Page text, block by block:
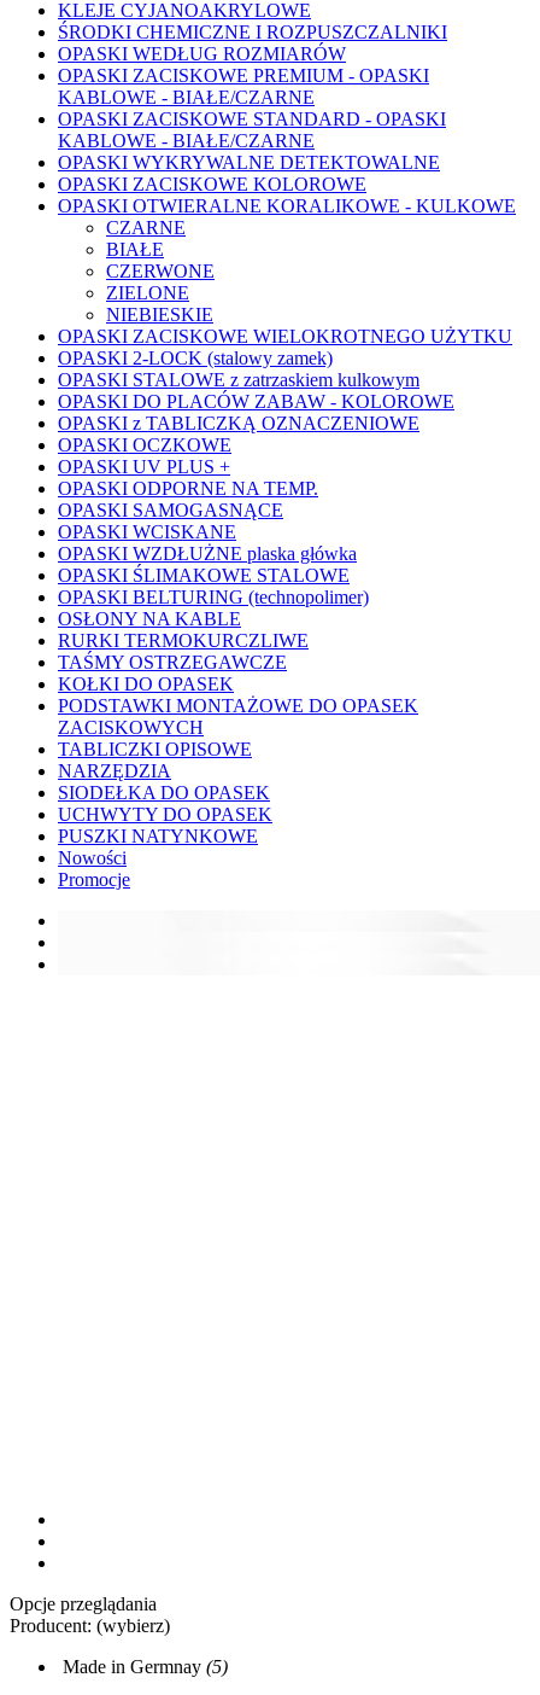
KLEJE CYJANOAKRYLOWE
ŚRODKI CHEMICZNE I ROZPUSZCZALNIKI
OPASKI WEDŁUG ROZMIARÓW
OPASKI ZACISKOWE PREMIUM - OPASKI
KABLOWE - BIAŁE/CZARNE
OPASKI ZACISKOWE STANDARD - OPASKI
KABLOWE - BIAŁE/CZARNE
OPASKI WYKRYWALNE DETEKTOWALNE
OPASKI ZACISKOWE KOLOROWE
OPASKI OTWIERALNE KORALIKOWE - KULKOWE
CZARNE
BIAŁE
CZERWONE
ZIELONE
NIEBIESKIE
OPASKI ZACISKOWE WIELOKROTNEGO UŻYTKU
OPASKI 2-LOCK (stalowy zamek)
OPASKI STALOWE z zatrzaskiem kulkowym
OPASKI DO PLACÓW ZABAW - KOLOROWE
OPASKI z TABLICZKĄ OZNACZENIOWE
OPASKI OCZKOWE
OPASKI UV PLUS +
OPASKI ODPORNE NA TEMP.
OPASKI SAMOGASNĄCE
OPASKI WCISKANE
OPASKI WZDŁUŻNE plaska główka
OPASKI ŚLIMAKOWE STALOWE
OPASKI BELTURING (technopolimer)
OSŁONY NA KABLE
RURKI TERMOKURCZLIWE
TAŚMY OSTRZEGAWCZE
KOŁKI DO OPASEK
PODSTAWKI MONTAŻOWE DO OPASEK
ZACISKOWYCH
TABLICZKI OPISOWE
NARZĘDZIA
SIODEŁKA DO OPASEK
UCHWYTY DO OPASEK
PUSZKI NATYNKOWE
Nowości
Promocje
Opcje przeglądania
Producent: (wybierz)
Made in Germnay (5)